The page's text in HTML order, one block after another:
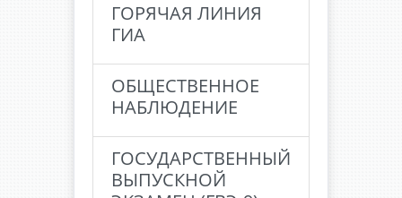
ГОРЯЧАЯ ЛИНИЯ
ГИА
ОБЩЕСТВЕННОЕ
НАБЛЮДЕНИЕ
ГОСУДАРСТВЕННЫЙ
ВЫПУСКНОЙ